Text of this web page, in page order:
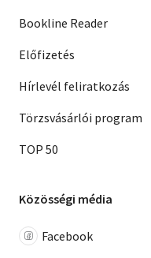
Bookline Reader
Előfizetés
Hírlevél feliratkozás
Törzsvásárlói program
TOP 50
Közösségi média
Facebook